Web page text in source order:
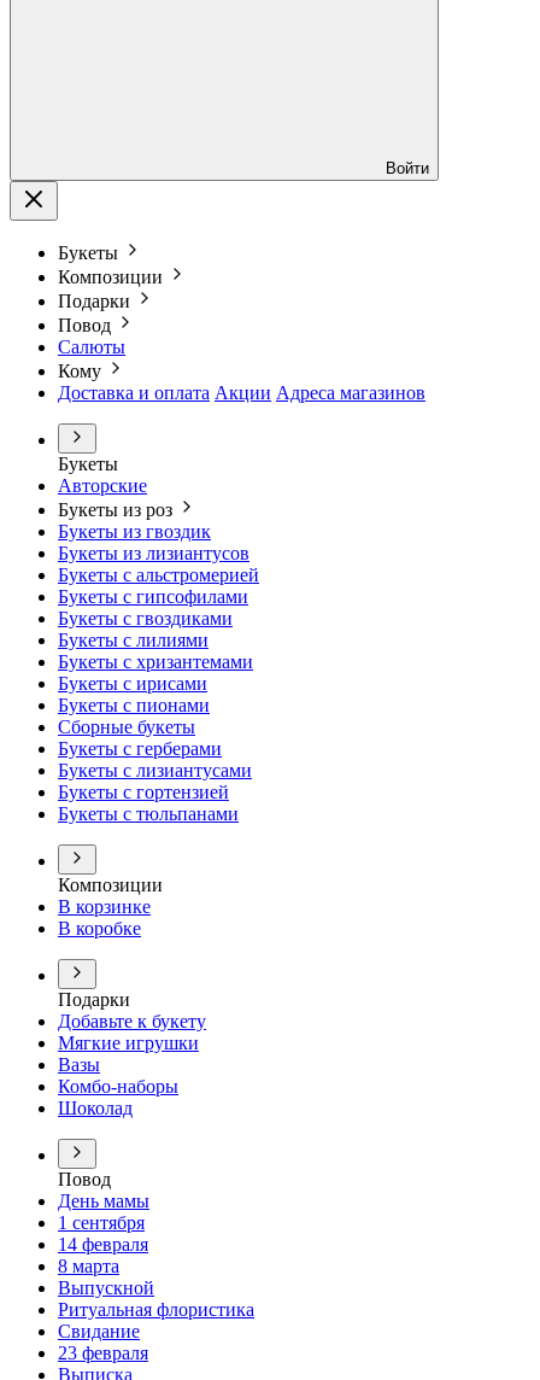
Войти
Букеты
Композиции
Подарки
Повод
Салюты
Кому
Доставка и оплата Акции Адреса магазинов
Букеты
Авторские
Букеты из роз
Букеты из гвоздик
Букеты из лизиантусов
Букеты с альстромерией
Букеты с гипсофилами
Букеты с гвоздиками
Букеты с лилиями
Букеты с хризантемами
Букеты с ирисами
Букеты с пионами
Сборные букеты
Букеты с герберами
Букеты с лизиантусами
Букеты с гортензией
Букеты с тюльпанами
Композиции
В корзинке
В коробке
Подарки
Добавьте к букету
Мягкие игрушки
Вазы
Комбо-наборы
Шоколад
Повод
День мамы
1 сентября
14 февраля
8 марта
Выпускной
Ритуальная флористика
Свидание
23 февраля
Выписка